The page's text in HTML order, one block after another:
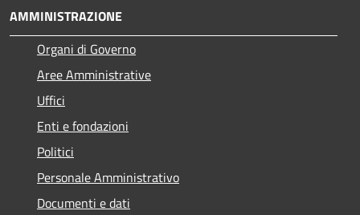
AMMINISTRAZIONE
Organi di Governo
Aree Amministrative
Uffici
Enti e fondazioni
Politici
Personale Amministrativo
Documenti e dati